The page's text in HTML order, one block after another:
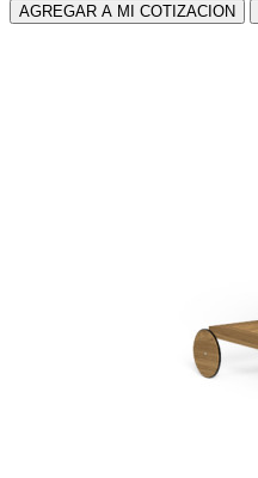
AGREGAR A MI COTIZACION